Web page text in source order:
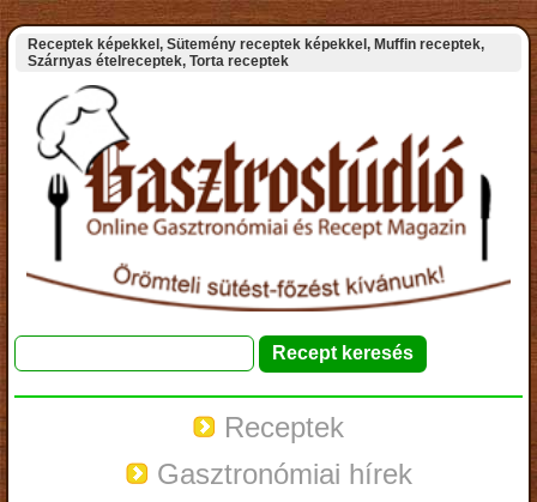
Receptek képekkel, Sütemény receptek képekkel, Muffin receptek,
Szárnyas ételreceptek, Torta receptek
Receptek
Gasztronómiai hírek